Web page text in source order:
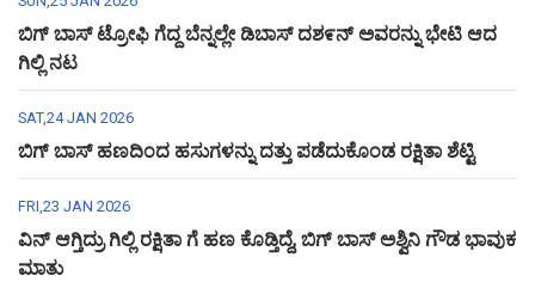
ಬಿಗ್ ಬಾಸ್ ಟ್ರೋಫಿ ಗೆದ್ದ ಬೆನ್ನಲ್ಲೇ ಡಿಬಾಸ್ ದಶ೯ನ್ ಅವರನ್ನು ಭೇಟಿ ಆದ
ಗಿಲ್ಲಿ ನಟ
SAT,24 JAN 2026
ಬಿಗ್ ಬಾಸ್ ಹಣದಿಂದ ಹಸುಗಳನ್ನು ದತ್ತು ಪಡೆದುಕೊಂಡ ರಕ್ಷಿತಾ ಶೆಟ್ಟಿ
FRI,23 JAN 2026
ವಿನ್ ಆಗ್ತಿದ್ರು ಗಿಲ್ಲಿ ರಕ್ಷಿತಾ ಗೆ ಹಣ ಕೊಡ್ತಿದ್ದೆ, ಬಿಗ್ ಬಾಸ್ ಅಶ್ವಿನಿ ಗೌಡ ಭಾವುಕ
ಮಾತು